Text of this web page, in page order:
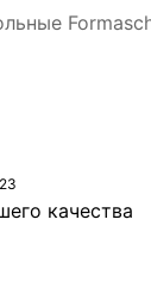
качества